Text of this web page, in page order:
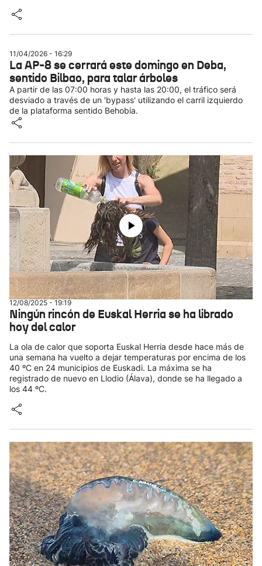
11/04/2026 - 16:29
La AP-8 se cerrará este domingo en Deba,
sentido Bilbao, para talar árboles
A partir de las 07:00 horas y hasta las 20:00, el tráfico será
desviado a través de un 'bypass' utilizando el carril izquierdo
de la plataforma sentido Behobia.
12/08/2025 - 19:19
Ningún rincón de Euskal Herria se ha librado
hoy del calor
La ola de calor que soporta Euskal Herria desde hace más de
una semana ha vuelto a dejar temperaturas por encima de los
40 ºC en 24 municipios de Euskadi. La máxima se ha
registrado de nuevo en Llodio (Álava), donde se ha llegado a
los 44 ºC.